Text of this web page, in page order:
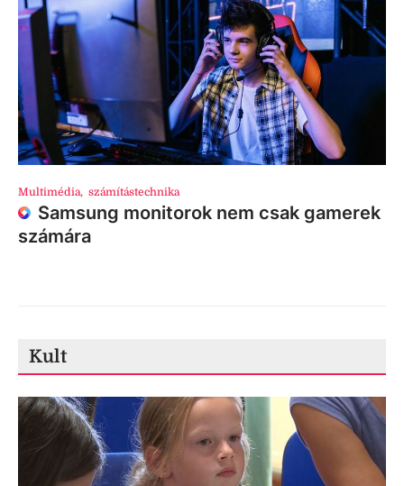
Multimédia, számítástechnika
Samsung monitorok nem csak gamerek
számára
Kult